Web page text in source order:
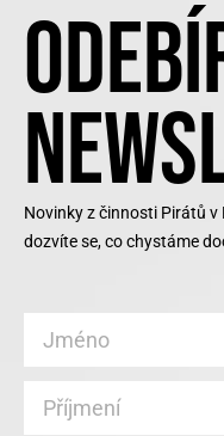
Novinky z činnosti Pirátů v
dozvíte se, co chystáme